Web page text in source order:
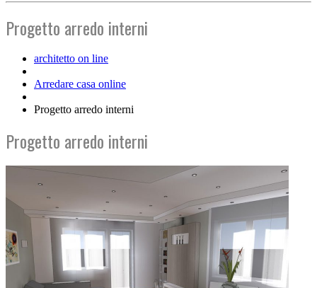
Progetto arredo interni
architetto on line
Arredare casa online
Progetto arredo interni
Progetto arredo interni